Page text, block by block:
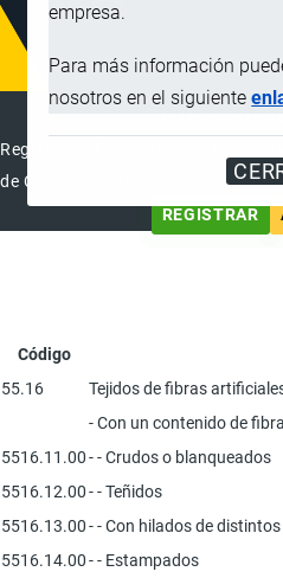
empresa.
Para más información
nosotros en el siguiente
Registre su Empresa en el
de Comercio Exterior
REGISTRAR
Código
55.16
Tejidos de fibras
- Con un contenido de
5516.11.00- - Crudos o blanqueados
5516.12.00- - Teñidos
5516.13.00- - Con hilados de
5516.14.00- - Estampados